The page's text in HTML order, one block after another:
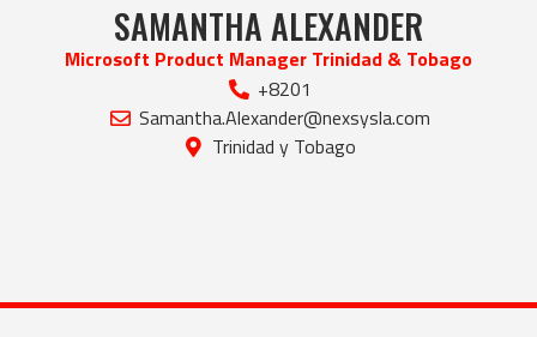
SAMANTHA ALEXANDER
Microsoft Product Manager Trinidad & Tobago
+8201
Samantha.Alexander@nexsysla.com
Trinidad y Tobago